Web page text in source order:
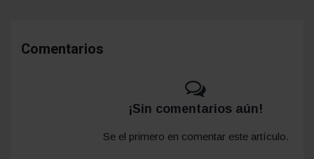
Comentarios
¡Sin comentarios aún!
Se el primero en comentar este artículo.